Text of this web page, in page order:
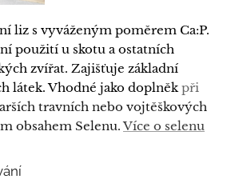
liz s vyváženým poměrem Ca:P.
použití u skotu a ostatních
zvířat. Zajišťuje základní
látek. Vhodné jako doplněkpři
travních nebo vojtěškových
obsahem Selenu.Více o selenu